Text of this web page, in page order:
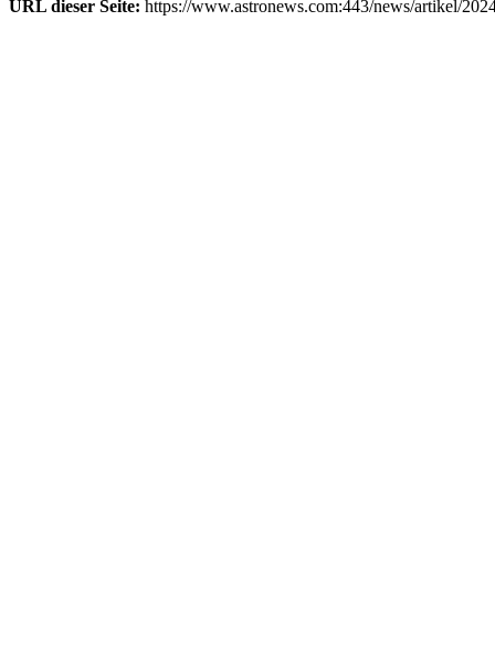
URL dieser Seite: https://www.astronews.com:443/news/artikel/